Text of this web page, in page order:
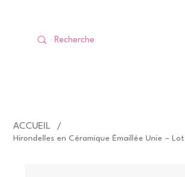
ACCUEIL /
Hirondelles en Céramique Émaillée Unie –